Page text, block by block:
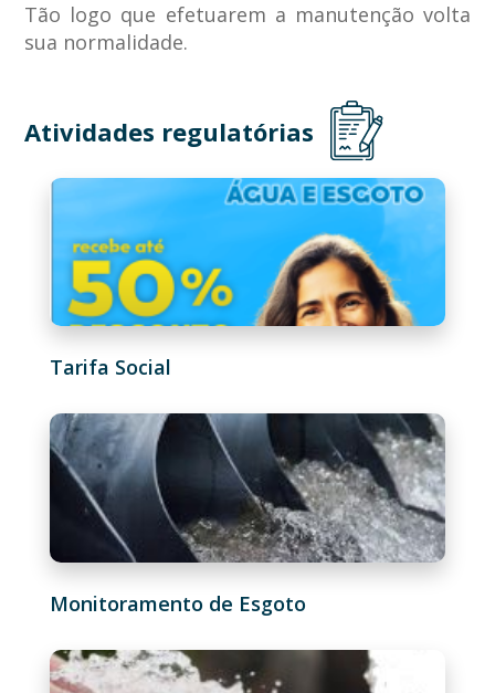
Tão logo que efetuarem a manutenção volta
sua normalidade.
Atividades regulatórias
Tarifa Social
Monitoramento de Esgoto